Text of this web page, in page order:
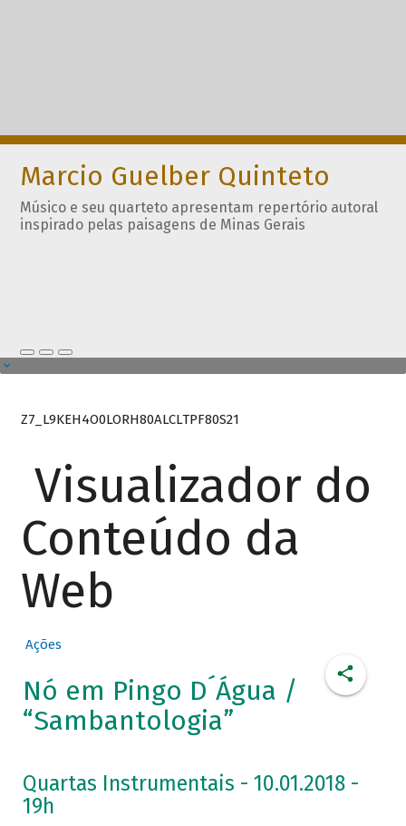
Marcio Guelber Quinteto
Músico e seu quarteto apresentam repertório autoral
inspirado pelas paisagens de Minas Gerais
Z7_L9KEH4O0LORH80ALCLTPF80S21
Visualizador do
Conteúdo da
Web
Ações
Nó em Pingo D´Água /
“Sambantologia”
Quartas Instrumentais - 10.01.2018 -
19h